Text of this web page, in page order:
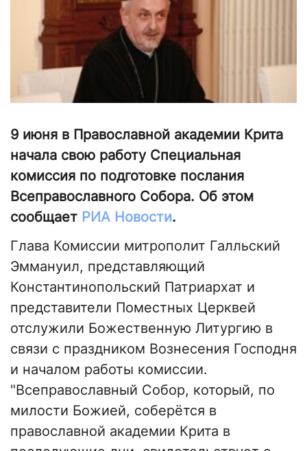
9 июня в Православной академии Крита
начала свою работу Специальная
комиссия по подготовке послания
Всеправославного Cобора. Об этом
сообщает РИА Новости.
Глава Комиссии митрополит Галльский
Эммануил, представляющий
Константинопольский Патриархат и
представители Поместных Церквей
отслужили Божественную Литургию в
связи с праздником Вознесения Господня
и началом работы комиссии.
"Всеправославный Собор, который, по
милости Божией, соберётся в
православной академии Крита в